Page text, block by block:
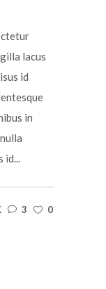
lacus
id
in
id...
3
0